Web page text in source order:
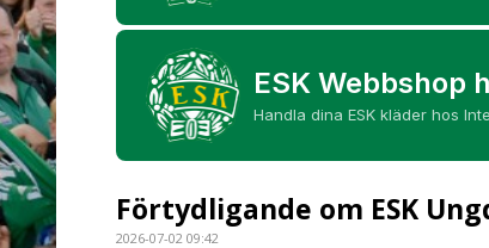
ESK Webbshop
Handla dina ESK kläder hos
Förtydligande om ESK
2026-07-02 09:42